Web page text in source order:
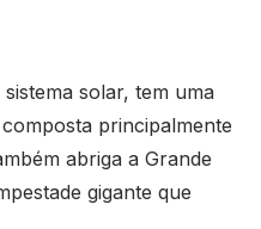
solar, tem uma
principalmente
abriga a Grande
gigante que